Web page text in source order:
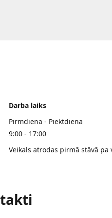
Darba laiks
Pirmdiena - Piektdiena
9:00 - 17:00
Veikals atrodas pirmā stāvā pa